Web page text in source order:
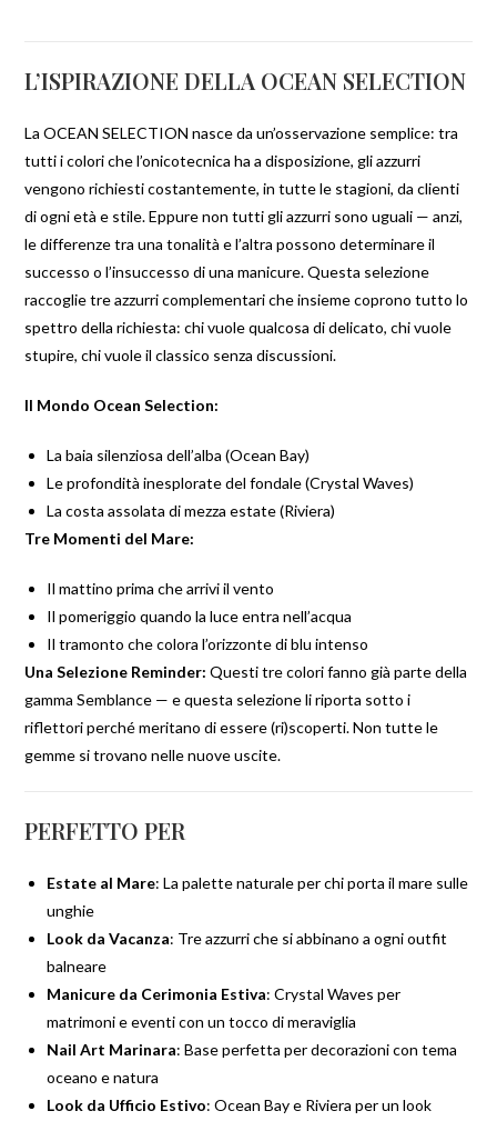
L’ISPIRAZIONE DELLA OCEAN SELECTION
La OCEAN SELECTION nasce da un’osservazione semplice: tra
tutti i colori che l’onicotecnica ha a disposizione, gli azzurri
vengono richiesti costantemente, in tutte le stagioni, da clienti
di ogni età e stile. Eppure non tutti gli azzurri sono uguali — anzi,
le differenze tra una tonalità e l’altra possono determinare il
successo o l’insuccesso di una manicure. Questa selezione
raccoglie tre azzurri complementari che insieme coprono tutto lo
spettro della richiesta: chi vuole qualcosa di delicato, chi vuole
stupire, chi vuole il classico senza discussioni.
Il Mondo Ocean Selection:
La baia silenziosa dell’alba (Ocean Bay)
Le profondità inesplorate del fondale (Crystal Waves)
La costa assolata di mezza estate (Riviera)
Tre Momenti del Mare:
Il mattino prima che arrivi il vento
Il pomeriggio quando la luce entra nell’acqua
Il tramonto che colora l’orizzonte di blu intenso
Una Selezione Reminder: Questi tre colori fanno già parte della
gamma Semblance — e questa selezione li riporta sotto i
riflettori perché meritano di essere (ri)scoperti. Non tutte le
gemme si trovano nelle nuove uscite.
PERFETTO PER
Estate al Mare: La palette naturale per chi porta il mare sulle
unghie
Look da Vacanza: Tre azzurri che si abbinano a ogni outfit
balneare
Manicure da Cerimonia Estiva: Crystal Waves per
matrimoni e eventi con un tocco di meraviglia
Nail Art Marinara: Base perfetta per decorazioni con tema
oceano e natura
Look da Ufficio Estivo: Ocean Bay e Riviera per un look